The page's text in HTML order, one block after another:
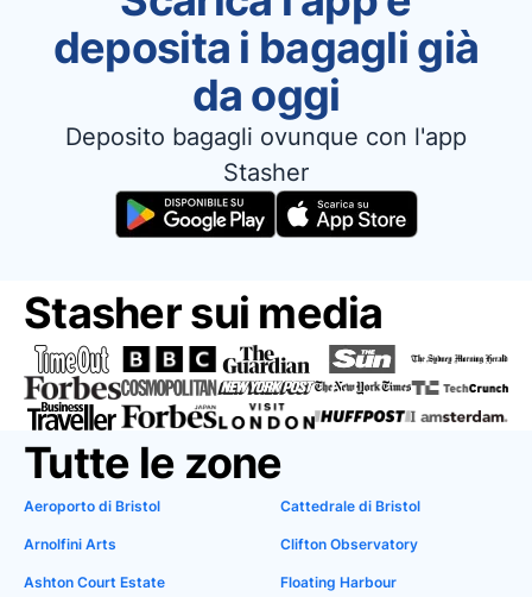
deposita i bagagli già
da oggi
Deposito bagagli ovunque con l'app
Stasher
Stasher sui media
Tutte le zone
Aeroporto di Bristol
Arnolfini Arts
Ashton Court Estate
Cattedrale di Bristol
Clifton Observatory
Floating Harbour